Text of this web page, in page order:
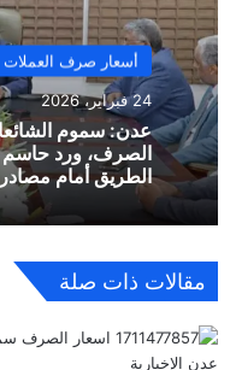
أسعار صرف العملات
24 فبراير، 2026
​عدن: سموم
الصرف، ورد حاسم
الطريق أمام
مقالات ذات صلة